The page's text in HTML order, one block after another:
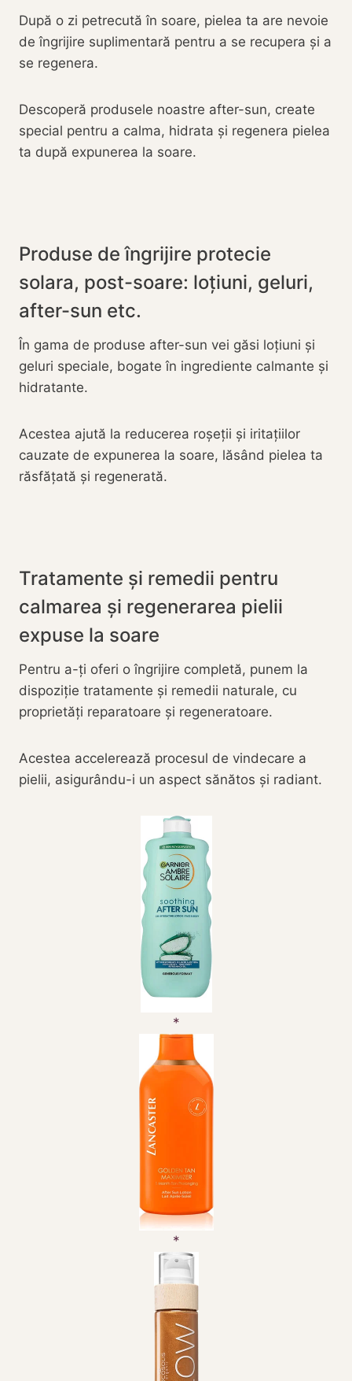
După o zi petrecută în soare, pielea ta are nevoie
de îngrijire suplimentară pentru a se recupera și a
se regenera.
Descoperă produsele noastre after-sun, create
special pentru a calma, hidrata și regenera pielea
ta după expunerea la soare.
Produse de îngrijire protecie
solara, post-soare: loțiuni, geluri,
after-sun etc.
În gama de produse after-sun vei găsi loțiuni și
geluri speciale, bogate în ingrediente calmante și
hidratante.
Acestea ajută la reducerea roșeții și iritațiilor
cauzate de expunerea la soare, lăsând pielea ta
răsfățată și regenerată.
Tratamente și remedii pentru
calmarea și regenerarea pielii
expuse la soare
Pentru a-ți oferi o îngrijire completă, punem la
dispoziție tratamente și remedii naturale, cu
proprietăți reparatoare și regeneratoare.
Acestea accelerează procesul de vindecare a
pielii, asigurându-i un aspect sănătos și radiant.